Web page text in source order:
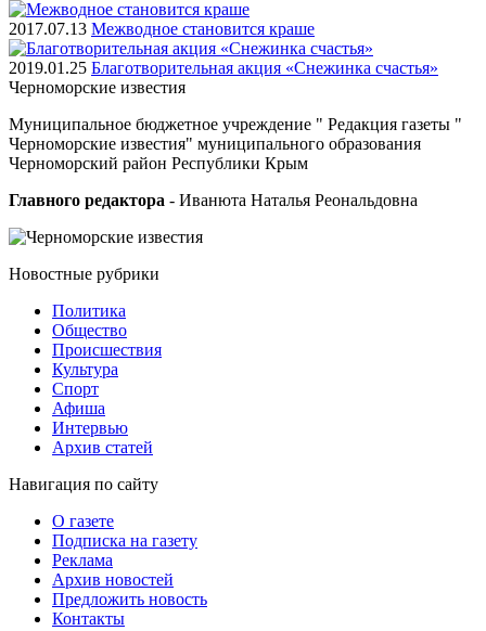
2017.07.13 Межводное становится краше
2019.01.25 Благотворительная акция «Снежинка счастья»
Черноморские известия
Муниципальное бюджетное учреждение " Редакция газеты "
Черноморские известия" муниципального образования
Черноморский район Республики Крым
Главного редактора - Иванюта Наталья Реональдовна
Новостные рубрики
Политика
Общество
Проиcшествия
Культура
Спорт
Афиша
Интервью
Архив статей
Навигация по сайту
О газете
Подписка на газету
Реклама
Архив новостей
Предложить новость
Контакты